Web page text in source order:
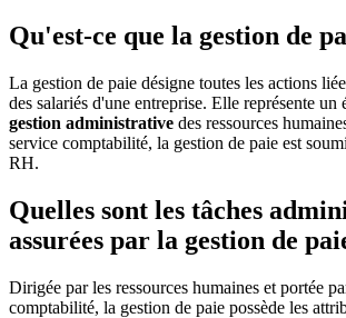
Qu'est-ce que la gestion de
La gestion de paie désigne toutes les actions
des salariés d'une entreprise. Elle représente un
gestion administrative des ressources
service comptabilité, la gestion de paie est
RH.
Quelles sont les tâches
assurées par la gestion de
Dirigée par les ressources humaines et portée
comptabilité, la gestion de paie possède les